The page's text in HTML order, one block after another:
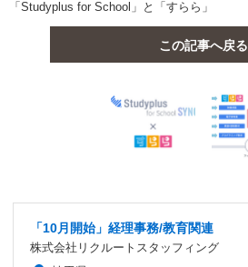
「Studyplus for School」と「すらら」
この記事へ戻る
「10月開始」経理事務/教育関連
株式会社リクルートスタッフィング